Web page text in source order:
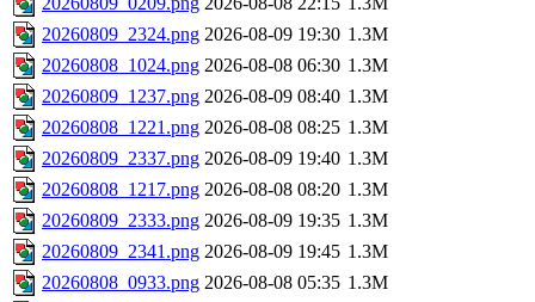
20260809_2324.png 2026-08-09 19:30 1.3M
20260808_1024.png 2026-08-08 06:30 1.3M
20260809_1237.png 2026-08-09 08:40 1.3M
20260808_1221.png 2026-08-08 08:25 1.3M
20260809_2337.png 2026-08-09 19:40 1.3M
20260808_1217.png 2026-08-08 08:20 1.3M
20260809_2333.png 2026-08-09 19:35 1.3M
20260809_2341.png 2026-08-09 19:45 1.3M
20260808_0933.png 2026-08-08 05:35 1.3M